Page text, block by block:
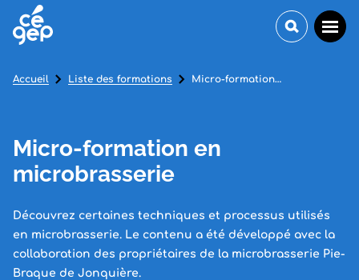
Micro-formation en
microbrasserie
Découvrez certaines techniques et processus utilisés
en microbrasserie. Le contenu a été développé avec la
collaboration des propriétaires de la microbrasserie Pie-
Braque de Jonquière.
Accueil Liste des formations Micro-formation en microbrasserie